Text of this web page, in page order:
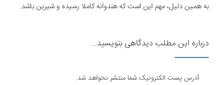
به همین دلیل، مهم این است که هندوانه کاملا رسیده و شیرین باشد.
درباره این مطلب دیدگاهی بنویسید...
آدرس پست الکترونیک شما منتشر نخواهد شد.